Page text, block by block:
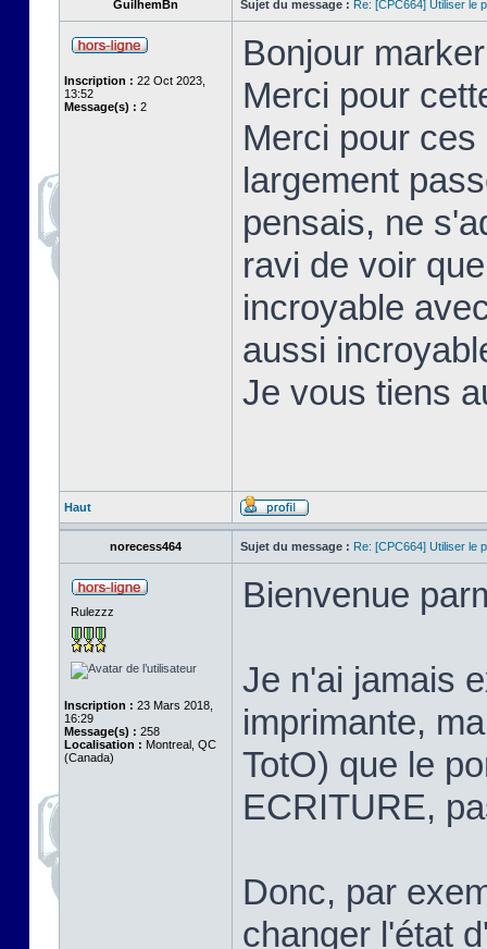
GuilhemBn Sujet du message : Re: [CPC664] Utiliser le
Inscription : 22 Oct 2023,
13:52
Message(s) : 2
Bonjour
Merci pour
Merci pour
largement
pensais, ne
ravi de voir
incroyable
aussi
Je vous tiens
Haut
norecess464 Sujet du message : Re: [CPC664] Utiliser le
Rulezzz
Inscription : 23 Mars 2018,
16:29
Message(s) : 258
Localisation : Montreal, QC
(Canada)
Bienvenue
Je n'ai jamais
imprimante,
TotO) que le
ECRITURE,
Donc, par
changer l'état